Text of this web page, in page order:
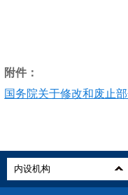
附件：
国务院关于修改和废止